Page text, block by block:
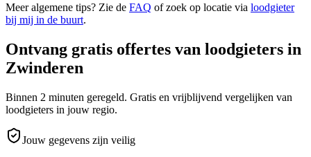
Meer algemene tips? Zie de FAQ of zoek op locatie via loodgieter
bij mij in de buurt.
Ontvang gratis offertes van loodgieters in
Zwinderen
Binnen 2 minuten geregeld. Gratis en vrijblijvend vergelijken van
loodgieters in jouw regio.
Jouw gegevens zijn veilig